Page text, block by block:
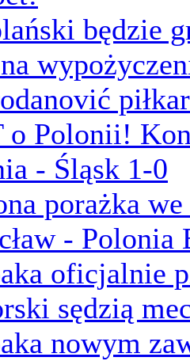
będzie
Polonii!
- Śląsk 1-0
porażka
-
oficjalnie
sędzią
nowym